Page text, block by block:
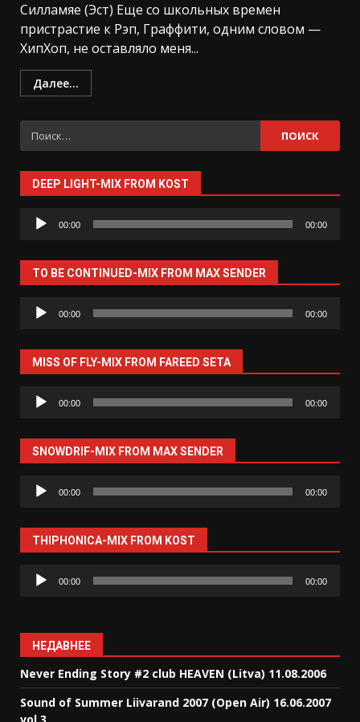
Силламяе (Эст) Еще со школьных времен
пристрастие к Рэп, Граффити, одним словом —
ХипХоп, не оставляло меня...
Далее...
Найти:
DEEP LIGHT-MIX FROM KOST
Аудиоплеер
00:00 00:00
TO BE CONTINUED-MIX FROM MAX SENDER
Аудиоплеер
00:00 00:00
MISS OF FLY-MIX FROM FAREED SETA
Аудиоплеер
00:00 00:00
SNOWDRIF-MIX FROM MAX SENDER
Аудиоплеер
00:00 00:00
THIPHONICA-MIX FROM KOST
Аудиоплеер
00:00 00:00
НЕДАВНЕЕ
Never Ending Story #2 club HEAVEN (Litva) 11.08.2006
Sound of Summer Liivarand 2007 (Open Air) 16.06.2007